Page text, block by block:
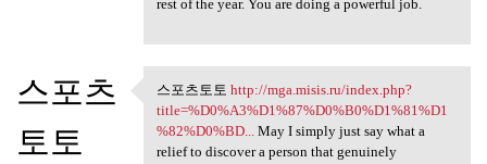
rest of the year. You are doing a powerful job.
스포츠
토토
스포츠토토 http://mga.misis.ru
스포츠토토 http://mga.misis.ru/index.php?
title=%D0%A3%D1%87%D0%B0%D1%81%D1
%82%D0%BD...
May I simply just say what a
relief to discover a person that genuinely